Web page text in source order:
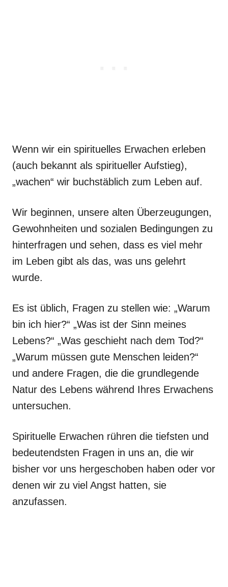
Wenn wir ein spirituelles Erwachen erleben
(auch bekannt als spiritueller Aufstieg),
„wachen“ wir buchstäblich zum Leben auf.
Wir beginnen, unsere alten Überzeugungen,
Gewohnheiten und sozialen Bedingungen zu
hinterfragen und sehen, dass es viel mehr
im Leben gibt als das, was uns gelehrt
wurde.
Es ist üblich, Fragen zu stellen wie: „Warum
bin ich hier?“ „Was ist der Sinn meines
Lebens?“ „Was geschieht nach dem Tod?“
„Warum müssen gute Menschen leiden?“
und andere Fragen, die die grundlegende
Natur des Lebens während Ihres Erwachens
untersuchen.
Spirituelle Erwachen rühren die tiefsten und
bedeutendsten Fragen in uns an, die wir
bisher vor uns hergeschoben haben oder vor
denen wir zu viel Angst hatten, sie
anzufassen.